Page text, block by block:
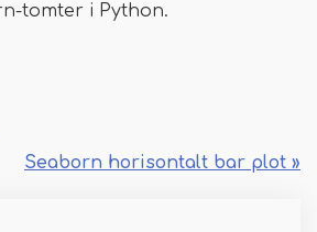
tomter i Python.
Seaborn horisontalt bar plot »